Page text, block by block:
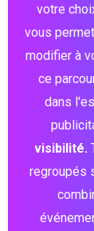
votre
vous
modifier à
ce
dans
visibilité.
regroupés